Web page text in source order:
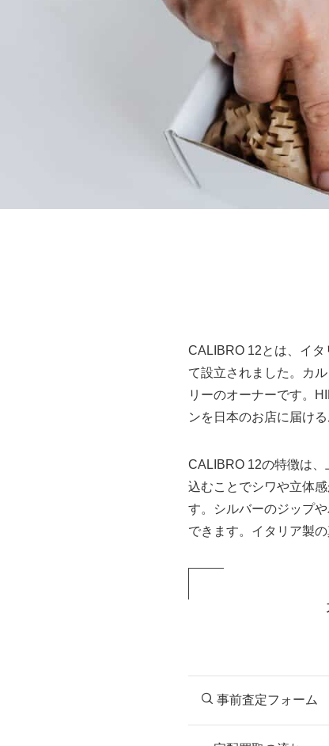
CALIBRO 12とは、イ
て設立されました。カ
リーのオーナーです。
ンを日本のお店に届け
CALIBRO 12の特徴は
込むことでシワや立体
す。シルバーのジップ
できます。イタリア製
事前査定フォーム